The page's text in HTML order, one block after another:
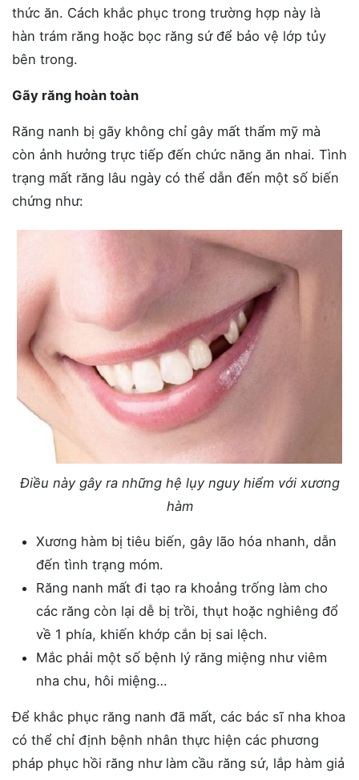
thức ăn. Cách khắc phục trong trường hợp này là
hàn trám răng hoặc bọc răng sứ để bảo vệ lớp tủy
bên trong.
Gãy răng hoàn toàn
Răng nanh bị gãy không chỉ gây mất thẩm mỹ mà
còn ảnh hưởng trực tiếp đến chức năng ăn nhai. Tình
trạng mất răng lâu ngày có thể dẫn đến một số biến
chứng như:
Điều này gây ra những hệ lụy nguy hiểm với xương
hàm
Xương hàm bị tiêu biến, gây lão hóa nhanh, dẫn
đến tình trạng móm.
Răng nanh mất đi tạo ra khoảng trống làm cho
các răng còn lại dễ bị trồi, thụt hoặc nghiêng đổ
về 1 phía, khiến khớp cắn bị sai lệch.
Mắc phải một số bệnh lý răng miệng như viêm
nha chu, hôi miệng…
Để khắc phục răng nanh đã mất, các bác sĩ nha khoa
có thể chỉ định bệnh nhân thực hiện các phương
pháp phục hồi răng như làm cầu răng sứ, lắp hàm giả